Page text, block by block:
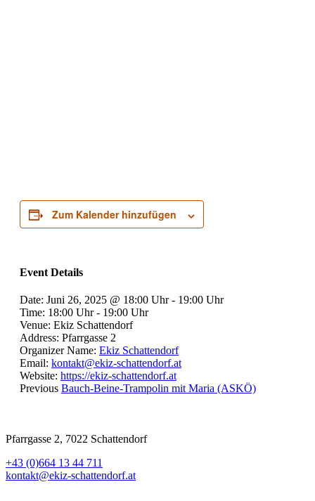
Zum Kalender hinzufügen
Event Details
Date: Juni 26, 2025 @ 18:00 Uhr- 19:00 Uhr
Time: 18:00 Uhr - 19:00 Uhr
Venue: Ekiz Schattendorf
Address: Pfarrgasse 2
Organizer Name: Ekiz Schattendorf
Email: kontakt@ekiz-schattendorf.at
Website: https://ekiz-schattendorf.at
Previous Bauch-Beine-Trampolin mit Maria (ASKÖ)
Pfarrgasse 2, 7022 Schattendorf
+43 (0)664 13 44 711
kontakt@ekiz-schattendorf.at